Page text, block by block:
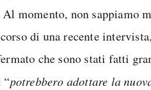
Al momento, non sappiamo
di una recente
che sono stati fatti
“potrebbero adottare la